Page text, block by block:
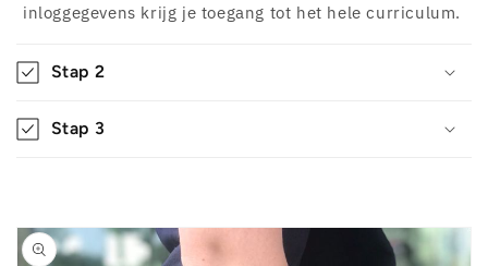
inloggegevens krijg je toegang tot het hele curriculum.
Stap 2
Stap 3
Skip to
product